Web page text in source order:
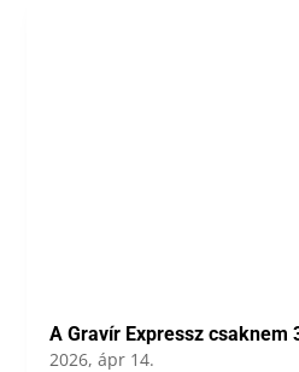
A Gravír Expressz csaknem
2026, ápr 14.